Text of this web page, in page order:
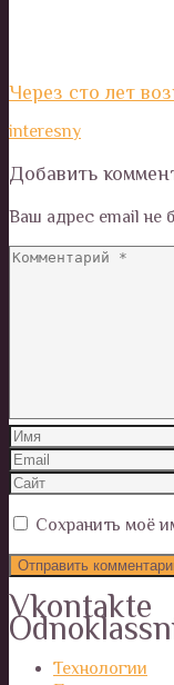
Через сто лет
interesny
Добавить
Ваш адрес email не
Сохранить моё
Vkontakte
Технологии